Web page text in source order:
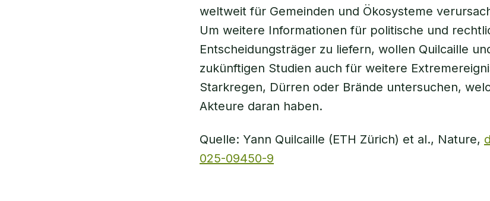
weltweit für Gemeinden und Ökosysteme
Um weitere Informationen für politische und
Entscheidungsträger zu liefern, wollen Quilcaille
zukünftigen Studien auch für weitere
Starkregen, Dürren oder Brände untersuchen,
Akteure daran haben.
Quelle: Yann Quilcaille (ETH Zürich) et al., Nature,
025-09450-9